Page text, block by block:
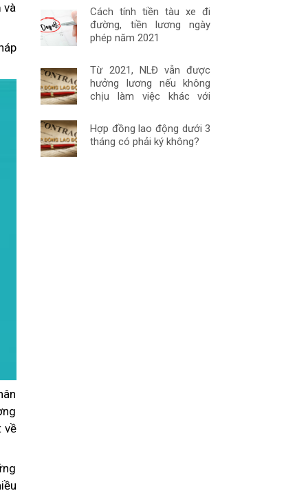
và
về
Cách tính tiền tàu xe đi
đường, tiền lương ngày
phép năm 2021
Từ 2021, NLĐ vẫn được
hưởng lương nếu không
chịu làm việc khác với
Hợp đồng lao động dưới 3
tháng có phải ký không?